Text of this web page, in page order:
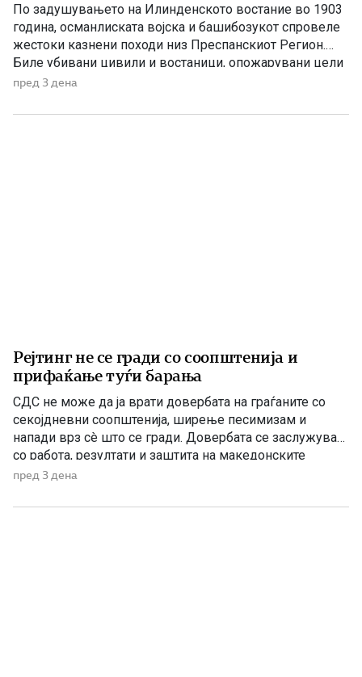
По задушувањето на Илинденското востание во 1903
година, османлиската војска и башибозукот спровеле
жестоки казнени походи низ Преспанскиот Регион.
Биле убивани цивили и востаници, опожарувани цели
села, ограбувани куќи, добиток и летнина, а
планините и во трските покрај Преспанското Езеро.
пред 3 дена
Рејтинг не се гради со соопштенија и
прифаќање туѓи барања
СДС не може да ја врати довербата на граѓаните со
секојдневни соопштенија, ширење песимизам и
напади врз сè што се гради. Довербата се заслужува
со работа, резултати и заштита на македонските
национални и државни интереси. По седумгодишното
впечаток дека е сериозна опозиција. Но, граѓаните
пред 3 дена